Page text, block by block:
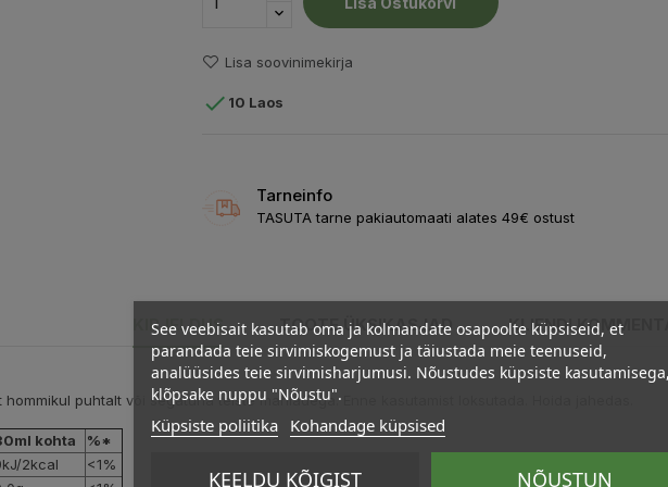
Lisa soovinimekirja
 10 Laos
Tarneinfo
TASUTA tarne pakiautomaati alates 49€ ostust
KIRJELDUS TOOTE ÜKSIKASJAD KLIENDI
puhtalt või segatuna teiste mahladega. Enne kasutamist loksutada. Hoida jahedas.
kohta
%*
2kcal
<1%
See veebisait kasutab oma ja kolmandate osapoolte küpsiseid, et
parandada teie sirvimiskogemust ja täiustada meie teenuseid,
analüüsides teie sirvimisharjumusi. Nõustudes küpsiste kasutamisega,
klõpsake nuppu "Nõustu".
Küpsiste poliitika Kohandage küpsised
KEELDU KÕIGIST NÕUSTUN